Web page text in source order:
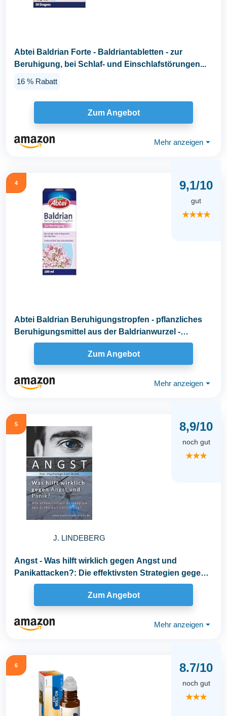
Abtei Baldrian Forte - Baldriantabletten - zur
Beruhigung, bei Schlaf- und Einschlafstörungen...
16 % Rabatt
Zum Angebot
Mehr anzeigen ⏷
4 9,1/10
gut
★★★★
Abtei Baldrian Beruhigungstropfen - pflanzliches
Beruhigungsmittel aus der Baldrianwurzel -
beruhigt...
Zum Angebot
Mehr anzeigen ⏷
5
J. LINDEBERG
8,9/10
noch gut
★★★
Angst - Was hilft wirklich gegen Angst und
Panikattacken?: Die effektivsten Strategien gegen
Angst...
Zum Angebot
Mehr anzeigen ⏷
6 8.7/10
noch gut
★★★